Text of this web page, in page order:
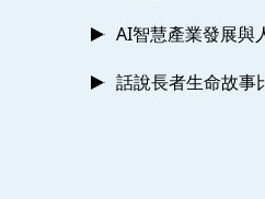
AI智慧產業發展與
話說長者生命故事